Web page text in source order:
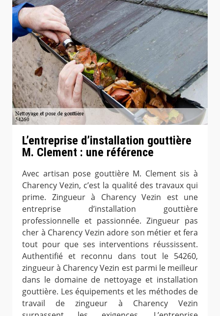
L’entreprise d’installation gouttière
M. Clement : une référence
Avec artisan pose gouttière M. Clement sis à
Charency Vezin, c’est la qualité des travaux qui
prime. Zingueur à Charency Vezin est une
entreprise d’installation gouttière
professionnelle et passionnée. Zingueur pas
cher à Charency Vezin adore son métier et fera
tout pour que ses interventions réussissent.
Authentifié et reconnu dans tout le 54260,
zingueur à Charency Vezin est parmi le meilleur
dans le domaine de nettoyage et installation
gouttière. Les équipements et les méthodes de
travail de zingueur à Charency Vezin